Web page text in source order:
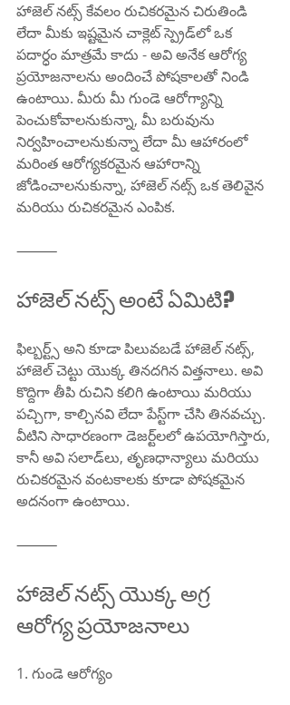
హాజెల్ నట్స్ కేవలం రుచికరమైన చిరుతిండి
లేదా మీకు ఇష్టమైన చాక్లెట్ స్ప్రెడ్‌లో ఒక
పదార్ధం మాత్రమే కాదు - అవి అనేక ఆరోగ్య
ప్రయోజనాలను అందించే పోషకాలతో నిండి
ఉంటాయి. మీరు మీ గుండె ఆరోగ్యాన్ని
పెంచుకోవాలనుకున్నా, మీ బరువును
నిర్వహించాలనుకున్నా లేదా మీ ఆహారంలో
మరింత ఆరోగ్యకరమైన ఆహారాన్ని
జోడించాలనుకున్నా, హాజెల్ నట్స్ ఒక తెలివైన
మరియు రుచికరమైన ఎంపిక.
⸻
హాజెల్ నట్స్ అంటే ఏమిటి?
ఫిల్బర్ట్స్ అని కూడా పిలువబడే హాజెల్ నట్స్,
హాజెల్ చెట్టు యొక్క తినదగిన విత్తనాలు. అవి
కొద్దిగా తీపి రుచిని కలిగి ఉంటాయి మరియు
పచ్చిగా, కాల్చినవి లేదా పేస్ట్‌గా చేసి తినవచ్చు.
వీటిని సాధారణంగా డెజర్ట్‌లలో ఉపయోగిస్తారు,
కానీ అవి సలాడ్‌లు, తృణధాన్యాలు మరియు
రుచికరమైన వంటకాలకు కూడా పోషకమైన
అదనంగా ఉంటాయి.
⸻
హాజెల్ నట్స్ యొక్క అగ్ర
ఆరోగ్య ప్రయోజనాలు
1. గుండె ఆరోగ్యం